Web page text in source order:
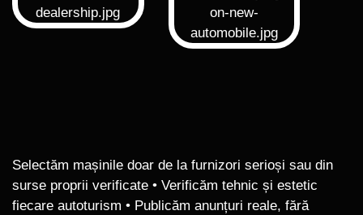
Selectăm mașinile doar de la furnizori serioși sau din
surse proprii verificate • Verificăm tehnic și estetic
fiecare autoturism • Publicăm anunțuri reale, fără